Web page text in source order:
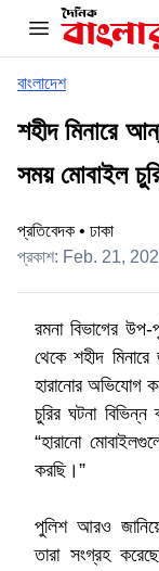
menu
বাংলাদেশ
শহীদ মিনারে
সময় মোবাইল
প্রতিবেদক • ঢাকা
প্রকাশ: Feb. 21,
রমনা বিভাগের
থেকে শহীদ
হারানোর অভিযোগ
চুরির ঘটনা
“হারানো
করছি।”
পুলিশ আরও
তারা সংগ্রহ